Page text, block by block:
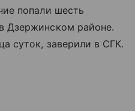
попали шесть
Дзержинском районе.
суток, заверили в СГК.